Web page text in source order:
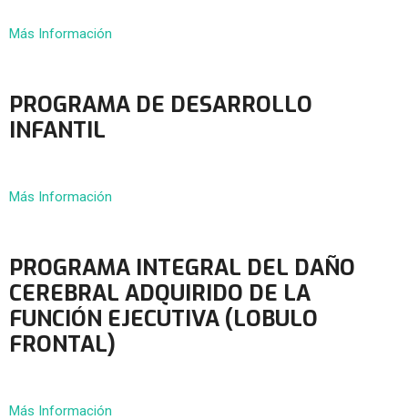
Más Información
PROGRAMA DE DESARROLLO
INFANTIL
Más Información
PROGRAMA INTEGRAL DEL DAÑO
CEREBRAL ADQUIRIDO DE LA
FUNCIÓN EJECUTIVA (LOBULO
FRONTAL)
Más Información